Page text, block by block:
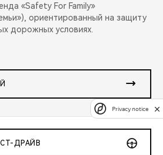
«Safety For Family»
ориентированный на защиту
дорожных условиях.
ДРАЙВ
Privacy notice